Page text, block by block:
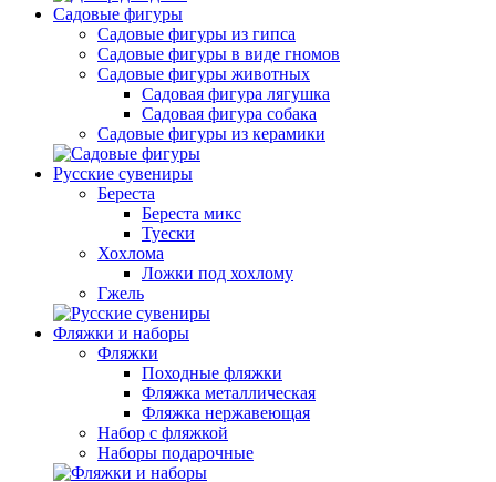
Садовые фигуры
Садовые фигуры из гипса
Садовые фигуры в виде гномов
Садовые фигуры животных
Садовая фигура лягушка
Садовая фигура собака
Садовые фигуры из керамики
Русские сувениры
Береста
Береста микс
Туески
Хохлома
Ложки под хохлому
Гжель
Фляжки и наборы
Фляжки
Походные фляжки
Фляжка металлическая
Фляжка нержавеющая
Набор с фляжкой
Наборы подарочные